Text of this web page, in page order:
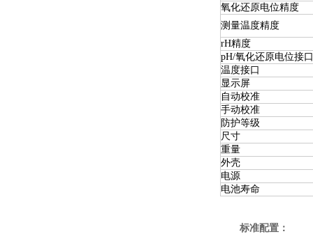
氧化还原电位精度
测量温度精度
rH精度
pH/氧化还原电位接口
温度接口
显示屏
自动校准
手动校准
防护等级
尺寸
重量
外壳
电源
电池寿命
标准配置：